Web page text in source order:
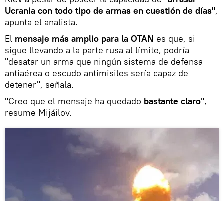
Ucrania con todo tipo de armas en cuestión de días",
apunta el analista.
El mensaje más amplio para la OTAN es que, si
sigue llevando a la parte rusa al límite, podría
"desatar un arma que ningún sistema de defensa
antiaérea o escudo antimisiles sería capaz de
detener", señala.
"Creo que el mensaje ha quedado bastante claro",
resume Mijáilov.